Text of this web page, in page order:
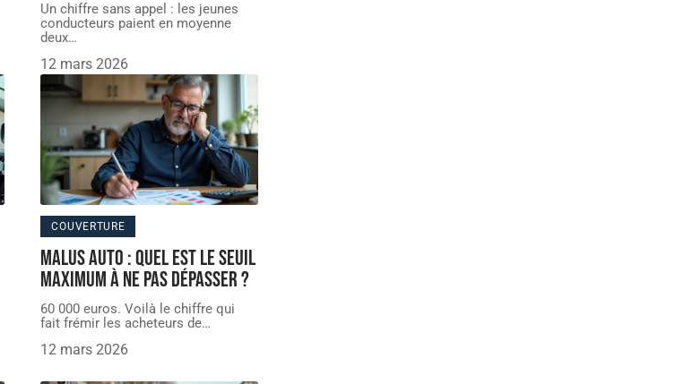
Un chiffre sans appel : les jeunes
conducteurs paient en moyenne
deux…
12 mars 2026
COUVERTURE
Malus auto : quel est le seuil
maximum à ne pas dépasser ?
60 000 euros. Voilà le chiffre qui
fait frémir les acheteurs de…
12 mars 2026